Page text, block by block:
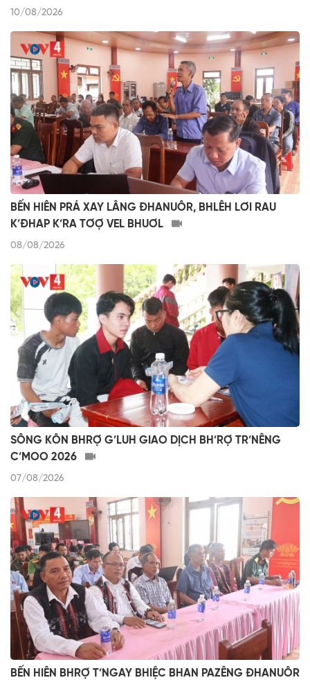
10/08/2026
BẾN HIÊN PRÁ XAY LÂNG ĐHANUÔR, BHLÊH LƠI RAU
K’ĐHAP K’RA TƠỢ VEL BHUƠL
08/08/2026
SÔNG KÔN BHRỢ G’LUH GIAO DỊCH BH’RỢ TR’NÊNG
C’MOO 2026
07/08/2026
BẾN HIÊN BHRỢ T’NGAY BHIỆC BHAN PAZÊNG ĐHANUÔR